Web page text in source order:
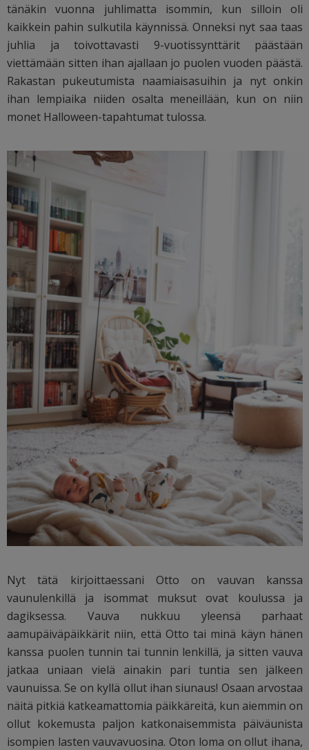
tänäkin vuonna juhlimatta isommin, kun silloin oli
kaikkein pahin sulkutila käynnissä. Onneksi nyt saa taas
juhlia ja toivottavasti 9-vuotissynttärit päästään
viettämään sitten ihan ajallaan jo puolen vuoden päästä.
Rakastan pukeutumista naamiaisasuihin ja nyt onkin
ihan lempiaika niiden osalta meneillään, kun on niin
monet Halloween-tapahtumat tulossa.
Nyt tätä kirjoittaessani Otto on vauvan kanssa
vaunulenkillä ja isommat muksut ovat koulussa ja
dagiksessa. Vauva nukkuu yleensä parhaat
aamupäiväpäikkärit niin, että Otto tai minä käyn hänen
kanssa puolen tunnin tai tunnin lenkillä, ja sitten vauva
jatkaa uniaan vielä ainakin pari tuntia sen jälkeen
vaunuissa. Se on kyllä ollut ihan siunaus! Osaan arvostaa
näitä pitkiä katkeamattomia päikkäreitä, kun aiemmin on
ollut kokemusta paljon katkonaisemmista päiväunista
isompien lasten vauvavuosina. Oton loma on ollut ihana,